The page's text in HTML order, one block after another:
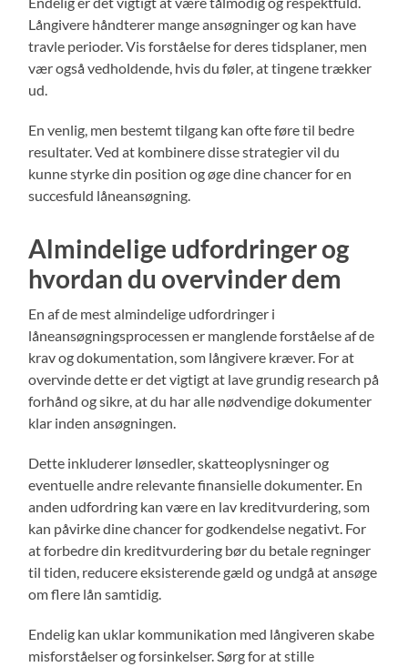
Långivere håndterer mange ansøgninger og kan have
travle perioder. Vis forståelse for deres tidsplaner, men
vær også vedholdende, hvis du føler, at tingene trækker
ud.
En venlig, men bestemt tilgang kan ofte føre til bedre
resultater. Ved at kombinere disse strategier vil du
kunne styrke din position og øge dine chancer for en
succesfuld låneansøgning.
Almindelige udfordringer og
hvordan du overvinder dem
En af de mest almindelige udfordringer i
låneansøgningsprocessen er manglende forståelse af de
krav og dokumentation, som långivere kræver. For at
overvinde dette er det vigtigt at lave grundig research på
forhånd og sikre, at du har alle nødvendige dokumenter
klar inden ansøgningen.
Dette inkluderer lønsedler, skatteoplysninger og
eventuelle andre relevante finansielle dokumenter. En
anden udfordring kan være en lav kreditvurdering, som
kan påvirke dine chancer for godkendelse negativt. For
at forbedre din kreditvurdering bør du betale regninger
til tiden, reducere eksisterende gæld og undgå at ansøge
om flere lån samtidig.
Endelig kan uklar kommunikation med långiveren skabe
misforståelser og forsinkelser. Sørg for at stille